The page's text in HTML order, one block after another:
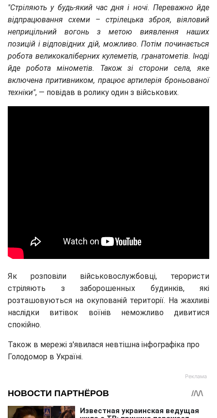
"Стріляють у будь-який час дня і ночі. Переважно йде
відпрацювання схеми – стрілецька зброя, віяловий
неприцільний вогонь з метою виявлення наших
позицій і відповідних дій, можливо. Потім починається
робота великокаліберних кулеметів, гранатометів. Іноді
йде робота мінометів. Також зі сторони села, яке
включена притивником, працює артилерія броньованої
техніки", — повідав в ролику один з військових.
Як розповіли військовослужбовці, терористи
стріляють з заборошенных будинків, які
розташовуються на окупованій території. На жахливі
наслідки витівок воїнів неможливо дивитися
спокiйно.
Також в мережі з'явилася невтішна інфографіка про
Голодомор в Україні.